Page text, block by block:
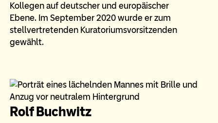
Kollegen auf deutscher und europäischer
Ebene. Im September 2020 wurde er zum
stellvertretenden Kuratoriumsvorsitzenden
gewählt.
Rolf Buchwitz